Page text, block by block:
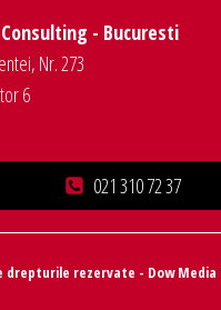
- Bucuresti
Nr. 273
6
021 310 72 37
drepturile rezervate - Dow Media